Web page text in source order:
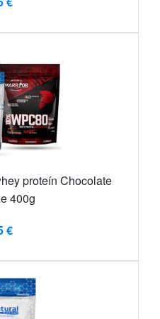
proteín Chocolate
400g
€